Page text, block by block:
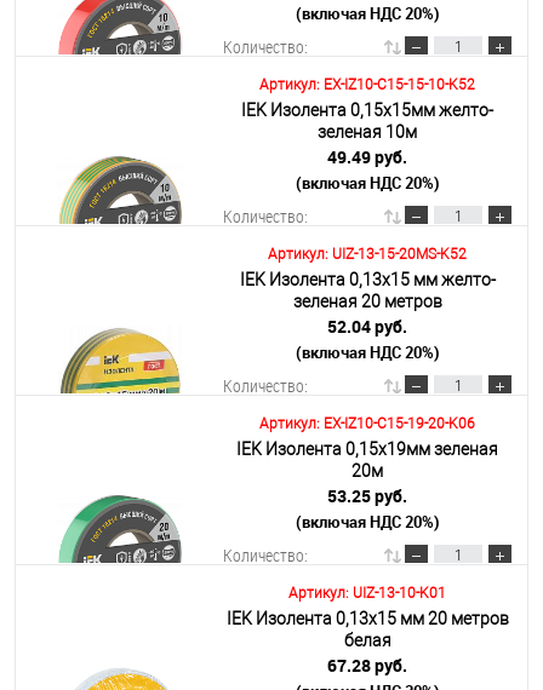
Подробнее(включая НДС 20%)
Количество:
В корзину
Подробнее
Артикул: EX-IZ10-C15-15-10-K52
IEK Изолента 0,15х15мм желто-
зеленая 10м
49.49 руб.
(включая НДС 20%)
Количество:
В корзину
Подробнее
Артикул: UIZ-13-15-20MS-K52
IEK Изолента 0,13х15 мм желто-
зеленая 20 метров
52.04 руб.
(включая НДС 20%)
Количество:
В корзину
Подробнее
Артикул: EX-IZ10-C15-19-20-K06
IEK Изолента 0,15х19мм зеленая
20м
53.25 руб.
(включая НДС 20%)
Количество:
В корзину
Артикул: UIZ-13-10-K01
IEK Изолента 0,13х15 мм 20 метров
белая
67.28 руб.